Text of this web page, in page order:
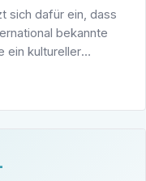
sich dafür ein, dass
bekannte
ein kultureller